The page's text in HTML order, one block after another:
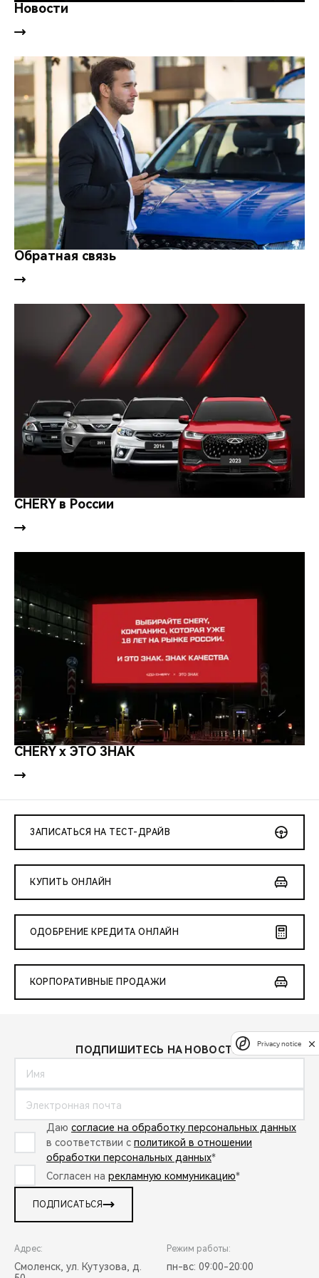
CHERY И СПОРТ
НАШИ МЕРОПРИЯТИЯ
ВИДЕООБЗОРЫ
CHERY ДЛЯ ДЕТЕЙ
Новости
Обратная связь
CHERY в России
CHERY x ЭТО ЗНАК
ЗАПИСАТЬСЯ НА ТЕСТ-ДРАЙВ
КУПИТЬ ОНЛАЙН
ОДОБРЕНИЕ КРЕДИТА ОНЛАЙН
КОРПОРАТИВНЫЕ ПРОДАЖИ
ПОДПИШИТЕСЬ НА НОВОСТИ:
Даю согласие на обработку персональных данных
в соответствии с политикой в отношении
обработки персональных данных*
Согласен на рекламную коммуникацию*
ПОДПИСАТЬСЯ
Адрес:
Смоленск, ул. Кутузова, д.
Режим работы:
пн-вс: 09:00-20:00
Privacy notice